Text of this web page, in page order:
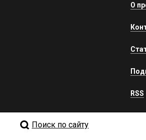
О
RSS
Поиск по сайту